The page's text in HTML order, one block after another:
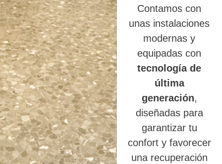
Contamos con
unas instalaciones
modernas y
equipadas con
tecnología de
última
generación,
diseñadas para
garantizar tu
confort y favorecer
una recuperación